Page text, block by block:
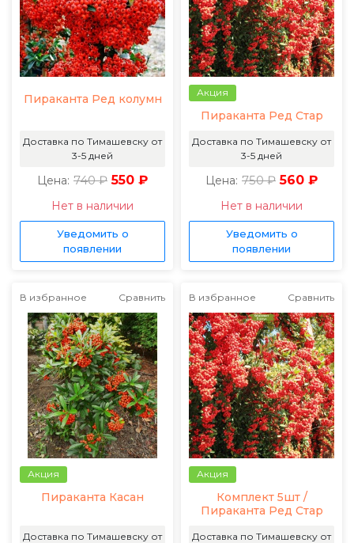
Пираканта Ред колумн
Доставка по Тимашевску от
3-5 дней
Цена: 740 ₽ 550 ₽
Нет в наличии
Уведомить о
появлении
Акция
Пираканта Ред Стар
Доставка по Тимашевску от
3-5 дней
Цена: 750 ₽ 560 ₽
Нет в наличии
Уведомить о
появлении
В избранное Сравнить
Акция
Пираканта Касан
Доставка по Тимашевску от
В избранное Сравнить
Акция
Комплект 5шт /
Пираканта Ред Стар
Доставка по Тимашевску от